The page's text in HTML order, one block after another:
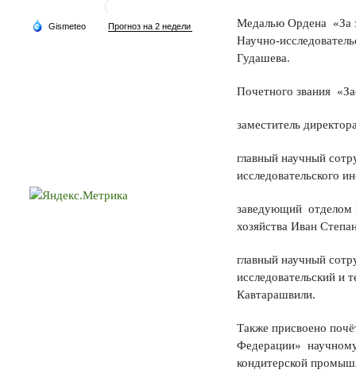
Медалью Ордена «За
Научно-
Гудашева.
Почетного звания
заместитель
главный научный
исследовательского
заведующий отделом
хозяйства Иван
главный научный
исследовательский и
Кавтарашвили.
Также присвоено
Федерации» научному
кондитерской